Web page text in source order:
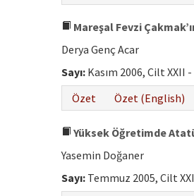
Mareşal Fevzi
Derya Genç Acar
Sayı: Kasım 2006, Cilt XXII -
Özet
Özet (English)
Yüksek Öğretimde
Yasemin Doğaner
Sayı: Temmuz 2005, Cilt XXI